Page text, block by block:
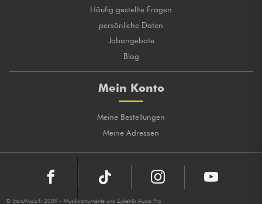
Häufig gestellte Fragen
persönliche Daten
Jobangebote
Blog
Mein Konto
Meine Bestellungen
Meine Adressen
© StarsMusic.fr 2009 - Musikinstrumente und Zubehör Audio Pro